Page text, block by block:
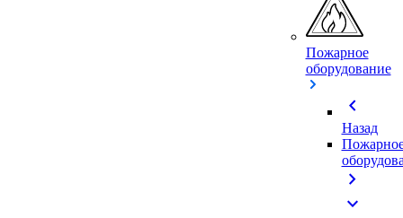
Пожарное
оборудование
chevron_left
Назад
chevron_right
expand_more